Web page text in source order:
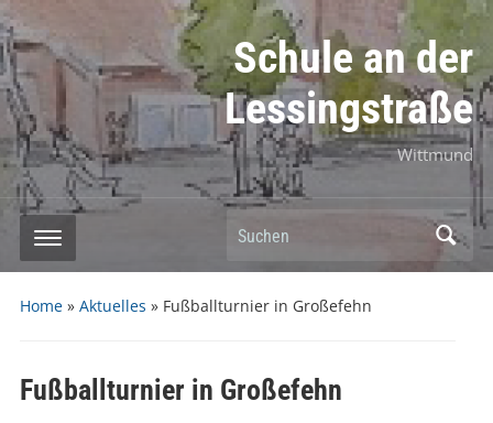
Schule an der
Lessingstraße
Wittmund
Suchen
Home» Aktuelles » Fußballturnier in Großefehn
Fußballturnier in Großefehn